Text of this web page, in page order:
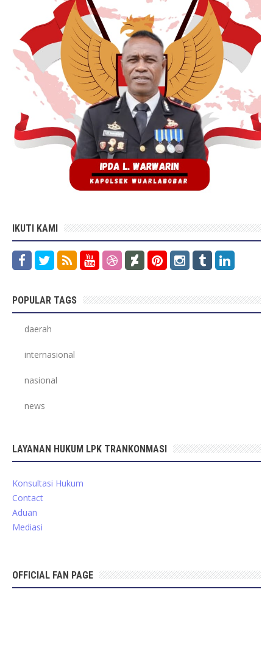
IKUTI KAMI
POPULAR TAGS
daerah
internasional
nasional
news
LAYANAN HUKUM LPK TRANKONMASI
Konsultasi Hukum
Contact
Aduan
Mediasi
OFFICIAL FAN PAGE